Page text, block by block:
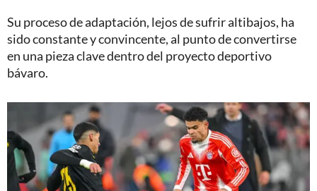
Su proceso de adaptación, lejos de sufrir altibajos, ha
sido constante y convincente, al punto de convertirse
en una pieza clave dentro del proyecto deportivo
bávaro.